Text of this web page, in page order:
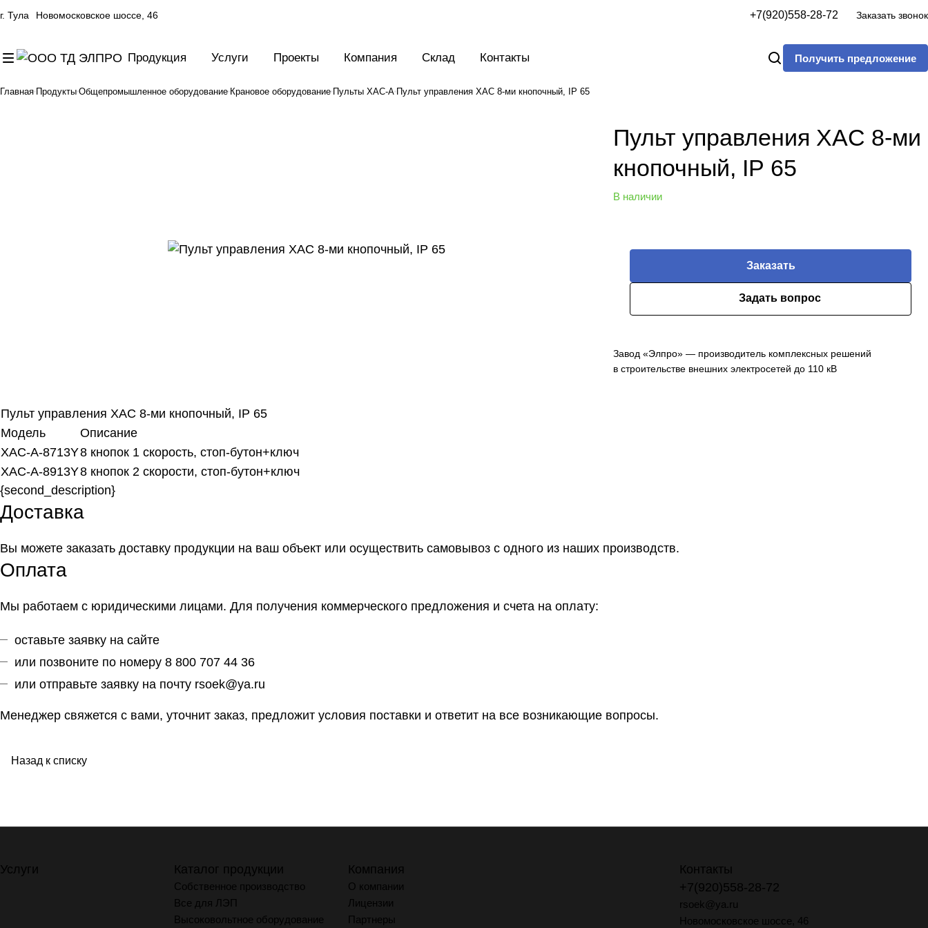
г. Тула Новомосковское шоссе, 46 +7(920)558-28-72 Заказать звонок
Продукция Услуги Проекты Компания Склад Контакты Получить предложение
Главная Продукты Общепромышленное оборудование Крановое оборудование Пульты ХАС-А Пульт управления XAC 8-ми кнопочный, IP 65
Пульт управления XAC 8-ми
кнопочный, IP 65
В наличии
Заказать
Задать вопрос
Завод «Элпро» — производитель комплексных решений
в строительстве внешних электросетей до 110 кВ
Пульт управления XAC 8-ми кнопочный, IP 65
Модель
Описание
ХАС-А-8713Y8 кнопок 1 скорость, стоп-бутон+ключ
ХАС-А-8913Y8 кнопок 2 скорости, стоп-бутон+ключ
{second_description}
Доставка
Вы можете заказать доставку продукции на ваш объект или осуществить самовывоз с одного из наших производств.
Оплата
Мы работаем с юридическими лицами. Для получения коммерческого предложения и счета на оплату:
оставьте заявку на сайте
или позвоните по номеру 8 800 707 44 36
или отправьте заявку на почту rsoek@ya.ru
Менеджер свяжется с вами, уточнит заказ, предложит условия поставки и ответит на все возникающие вопросы.
Назад к списку
Услуги Каталог продукции
Собственное производство
Все для ЛЭП
Высоковольтное оборудование
Компания
О компании
Лицензии
Партнеры
Контакты
+7(920)558-28-72
rsoek@ya.ru
Новомосковское шоссе, 46